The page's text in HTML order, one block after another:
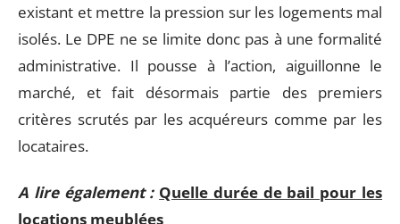
existant et mettre la pression sur les logements mal
isolés. Le DPE ne se limite donc pas à une formalité
administrative. Il pousse à l’action, aiguillonne le
marché, et fait désormais partie des premiers
critères scrutés par les acquéreurs comme par les
locataires.
A lire également : Quelle durée de bail pour les
locations meublées